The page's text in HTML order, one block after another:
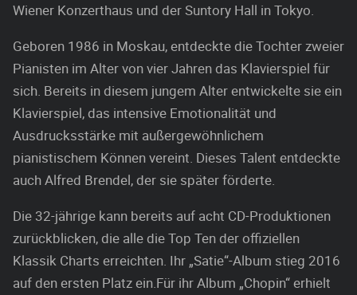
Wiener Konzerthaus und der Suntory Hall in Tokyo.
Geboren 1986 in Moskau, entdeckte die Tochter zweier
Pianisten im Alter von vier Jahren das Klavierspiel für
sich. Bereits in diesem jungem Alter entwickelte sie ein
Klavierspiel, das intensive Emotionalität und
Ausdrucksstärke mit außergewöhnlichem
pianistischem Können vereint. Dieses Talent entdeckte
auch Alfred Brendel, der sie später förderte.
Die 32-jährige kann bereits auf acht CD-Produktionen
zurückblicken, die alle die Top Ten der offiziellen
Klassik Charts erreichten. Ihr „Satie“-Album stieg 2016
auf den ersten Platz ein.Für ihr Album „Chopin“ erhielt